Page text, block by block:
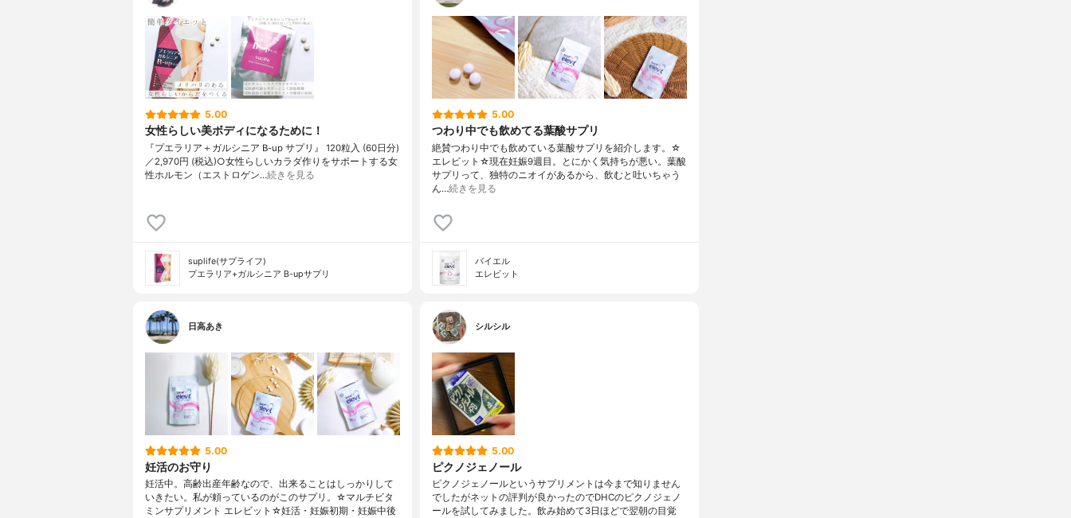
5.00
女性らしい美ボディになるために！
『プエラリア＋ガルシニア B-up サプリ』 120粒入 (60日分)
／2,970円 (税込)○女性らしいカラダ作りをサポートする女
性ホルモン（エストロゲン…続きを見る
suplife(サプライフ)
プエラリア+ガルシニア B-upサプリ
5.00
つわり中でも飲めてる葉酸サプリ
絶賛つわり中でも飲めている葉酸サプリを紹介します。☆
エレビット☆現在妊娠9週目。とにかく気持ちが悪い。葉酸
サプリって、独特のニオイがあるから、飲むと吐いちゃう
ん…続きを見る
バイエル
エレビット
日高あき
5.00
妊活のお守り
妊活中。高齢出産年齢なので、出来ることはしっかりして
いきたい。私が頼っているのがこのサプリ。☆マルチビタ
ミンサプリメント エレビット☆妊活・妊娠初期・妊娠中後
シルシル
5.00
ピクノジェノール
ピクノジェノールというサプリメントは今まで知りません
でしたがネットの評判が良かったのでDHCのピクノジェノ
ールを試してみました。飲み始めて3日ほどで翌朝の目覚